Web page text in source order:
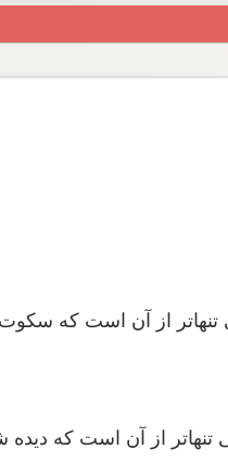
تنهاتر از آن است که
تنهاتر از آن است که